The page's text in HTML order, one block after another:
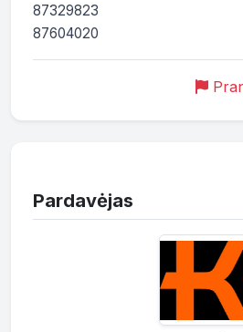
87329823
87604020
Pardavėjas